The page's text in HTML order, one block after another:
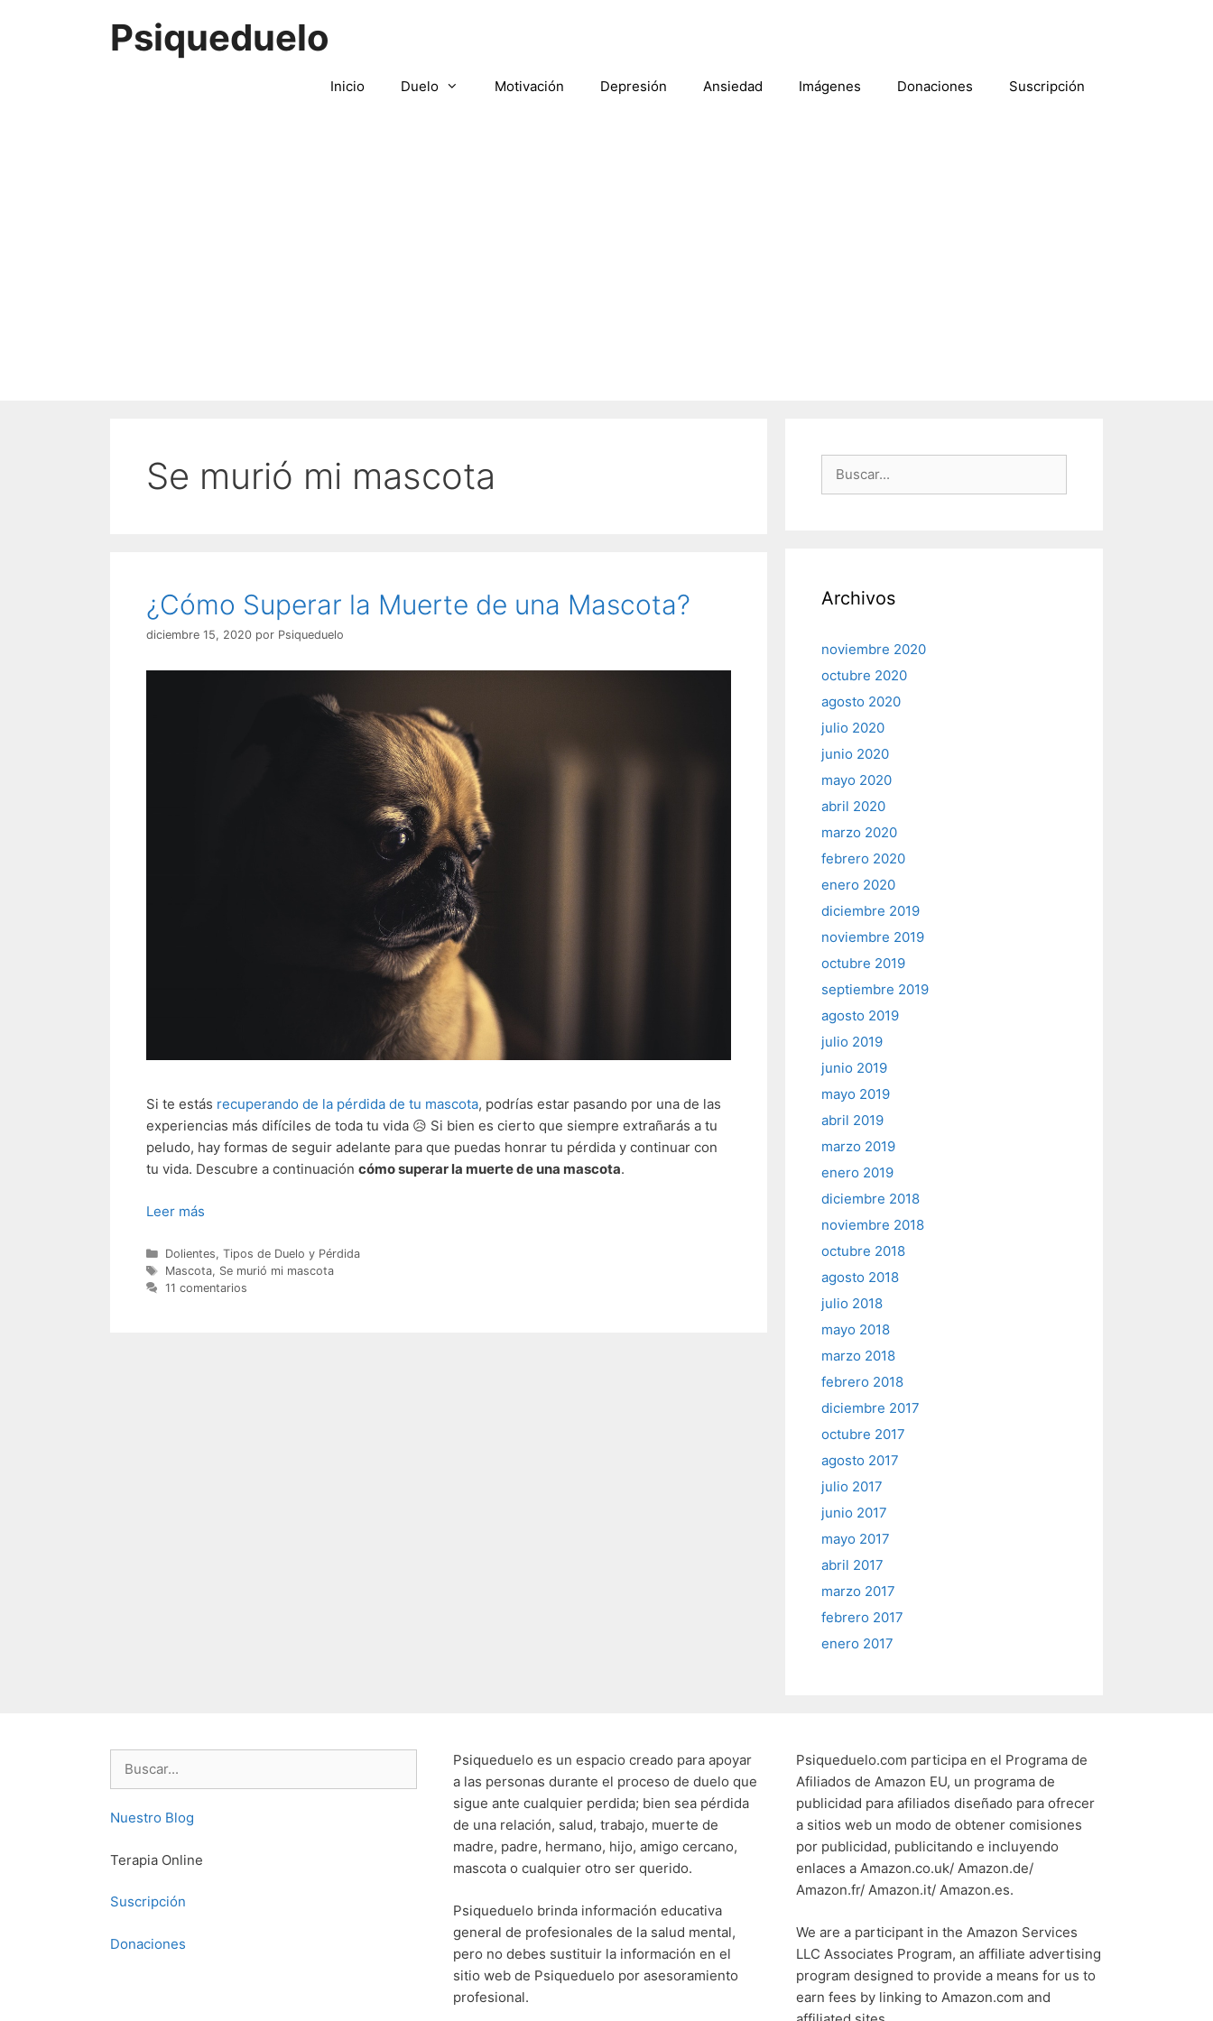
Psiqueduelo
Inicio Duelo Motivación Depresión Ansiedad Imágenes Donaciones Suscripción
Se murió mi mascota
¿Cómo Superar la Muerte de una Mascota?
diciembre 15, 2020 por Psiqueduelo
Si te estás recuperando de la pérdida de tu mascota, podrías estar pasando por una de las
experiencias más difíciles de toda tu vida 😥 Si bien es cierto que siempre extrañarás a tu
peludo, hay formas de seguir adelante para que puedas honrar tu pérdida y continuar con
tu vida. Descubre a continuación cómo superar la muerte de una mascota.
Leer más
Categorías
Dolientes, Tipos de Duelo y Pérdida
Etiquetas
Mascota, Se murió mi mascota
11 comentarios
Archivos
noviembre 2020
octubre 2020
agosto 2020
julio 2020
junio 2020
mayo 2020
abril 2020
marzo 2020
febrero 2020
enero 2020
diciembre 2019
noviembre 2019
octubre 2019
septiembre 2019
agosto 2019
julio 2019
junio 2019
mayo 2019
abril 2019
marzo 2019
enero 2019
diciembre 2018
noviembre 2018
octubre 2018
agosto 2018
julio 2018
mayo 2018
marzo 2018
febrero 2018
diciembre 2017
octubre 2017
agosto 2017
julio 2017
junio 2017
mayo 2017
abril 2017
marzo 2017
febrero 2017
enero 2017
Nuestro Blog
Terapia Online
Suscripción
Donaciones
Psiqueduelo es un espacio creado para apoyar
a las personas durante el proceso de duelo que
sigue ante cualquier perdida; bien sea pérdida
de una relación, salud, trabajo, muerte de
madre, padre, hermano, hijo, amigo cercano,
mascota o cualquier otro ser querido.
Psiqueduelo brinda información educativa
general de profesionales de la salud mental,
pero no debes sustituir la información en el
sitio web de Psiqueduelo por asesoramiento
profesional.
Psiqueduelo.com participa en el Programa de
Afiliados de Amazon EU, un programa de
publicidad para afiliados diseñado para ofrecer
a sitios web un modo de obtener comisiones
por publicidad, publicitando e incluyendo
enlaces a Amazon.co.uk/ Amazon.de/
Amazon.fr/ Amazon.it/ Amazon.es.
We are a participant in the Amazon Services
LLC Associates Program, an affiliate advertising
program designed to provide a means for us to
earn fees by linking to Amazon.com and